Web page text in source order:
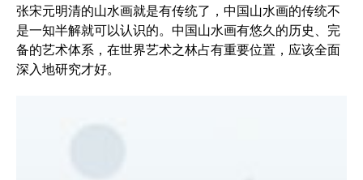
张宋元明清的山水画就是有传统了，中国山水画的传统不
是一知半解就可以认识的。中国山水画有悠久的历史、完
备的艺术体系，在世界艺术之林占有重要位置，应该全面
深入地研究才好。